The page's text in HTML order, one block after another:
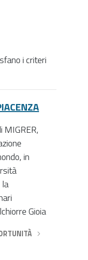
i criteri
MIGRER,
in
Gioia